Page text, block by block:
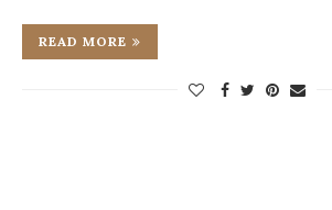
READ MORE